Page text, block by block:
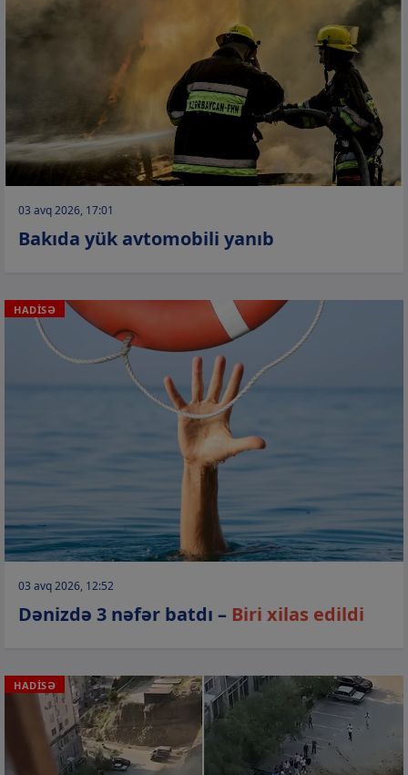
03 avq 2026, 17:01
Bakıda yük avtomobili yanıb
HADİSƏ
03 avq 2026, 12:52
Dənizdə 3 nəfər batdı – Biri xilas edildi
HADİSƏ